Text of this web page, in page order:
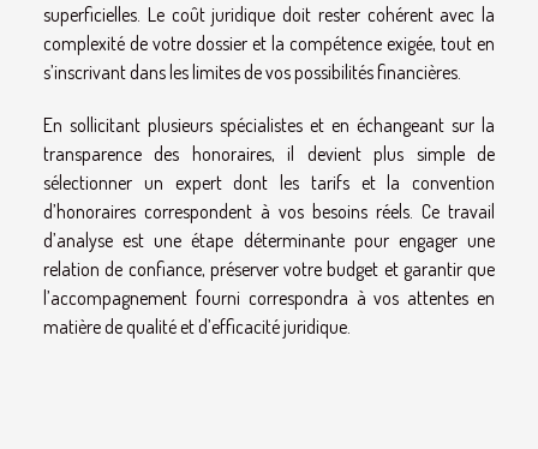
superficielles. Le coût juridique doit rester cohérent avec la
complexité de votre dossier et la compétence exigée, tout en
s’inscrivant dans les limites de vos possibilités financières.
En sollicitant plusieurs spécialistes et en échangeant sur la
transparence des honoraires, il devient plus simple de
sélectionner un expert dont les tarifs et la convention
d’honoraires correspondent à vos besoins réels. Ce travail
d’analyse est une étape déterminante pour engager une
relation de confiance, préserver votre budget et garantir que
l’accompagnement fourni correspondra à vos attentes en
matière de qualité et d’efficacité juridique.